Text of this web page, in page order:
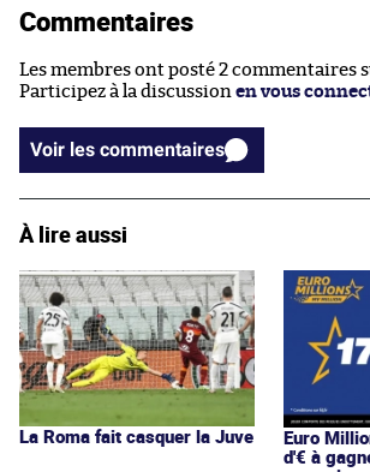
Commentaires
Les membres ont posté 2 commentaires
Participez à la discussion en vous
Voir les commentaires
À lire aussi
La Roma fait casquer la Juve
Euro
d'€ à